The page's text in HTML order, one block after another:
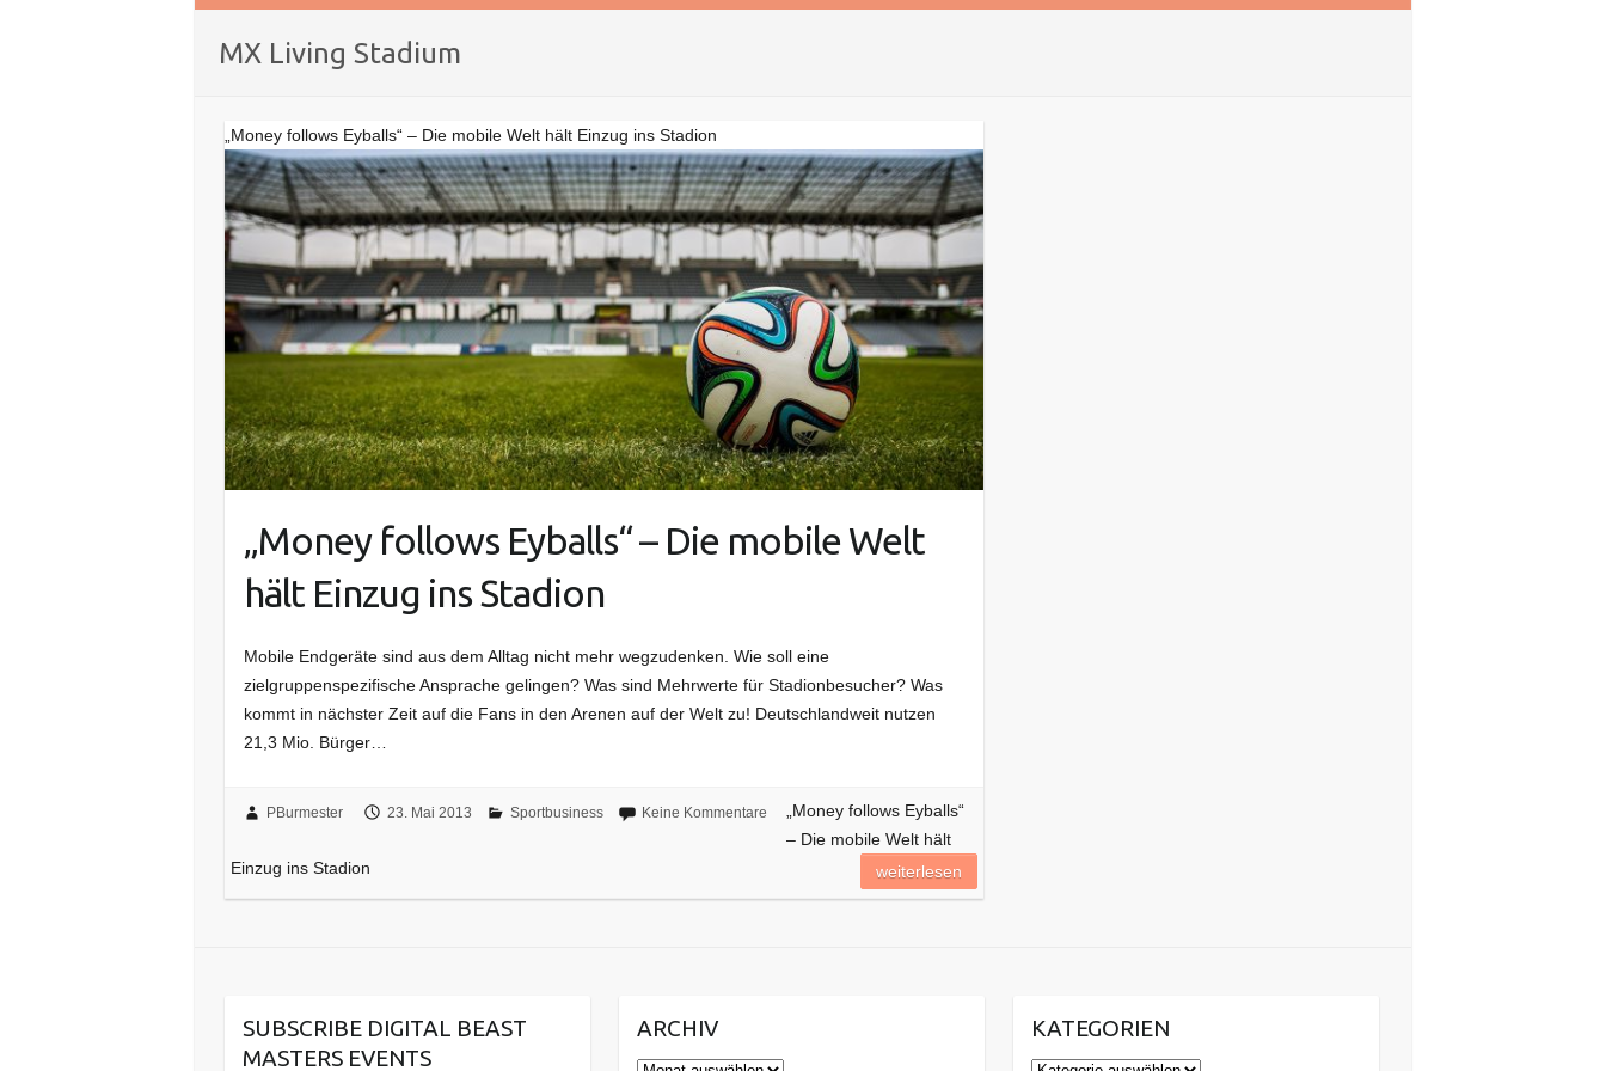
MX Living Stadium
„Money follows Eyballs“ – Die mobile Welt hält Einzug ins Stadion
„Money follows Eyballs“ – Die mobile Welt
hält Einzug ins Stadion
Mobile Endgeräte sind aus dem Alltag nicht mehr wegzudenken. Wie soll eine
zielgruppenspezifische Ansprache gelingen? Was sind Mehrwerte für Stadionbesucher? Was
kommt in nächster Zeit auf die Fans in den Arenen auf der Welt zu! Deutschlandweit nutzen
21,3 Mio. Bürger…
PBurmester 23. Mai 2013 Sportbusiness Keine Kommentare
„Money follows Eyballs“
– Die mobile Welt hält
Einzug ins Stadion
weiterlesen
SUBSCRIBE DIGITAL BEAST
MASTERS EVENTS
ARCHIV KATEGORIEN